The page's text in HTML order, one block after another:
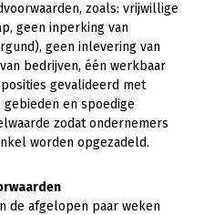
zoals: vrijwillige
geen inperking van
geen inlevering van
bedrijven, één werkbaar
gevalideerd met
en spoedige
zodat ondernemers
worden opgezadeld.
de afgelopen paar weken